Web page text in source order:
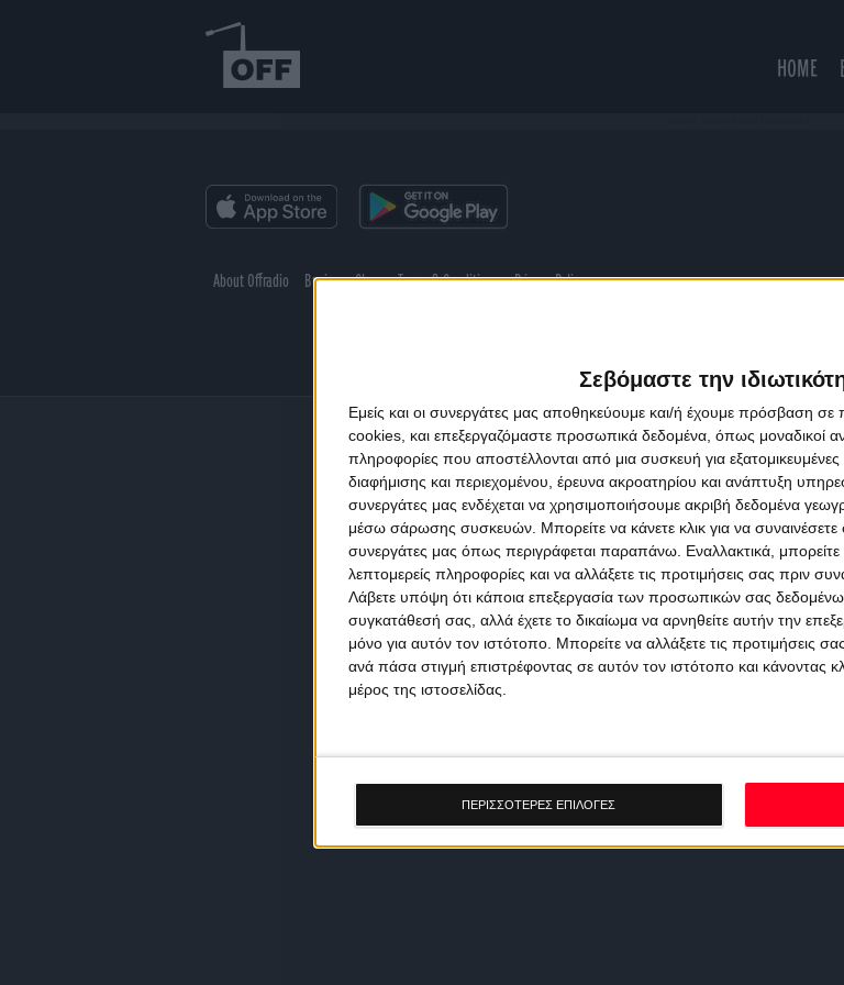
Σεβόμαστε την
Εμείς και οι συνεργάτες μας αποθηκεύουμε και/ή έχουμε πρόσβαση
cookies, και επεξεργαζόμαστε προσωπικά δεδομένα, όπως μοναδικοί
πληροφορίες που αποστέλλονται από μια συσκευή για εξατομικευμένες
διαφήμισης και περιεχομένου, έρευνα ακροατηρίου και ανάπτυξη
συνεργάτες μας ενδέχεται να χρησιμοποιήσουμε ακριβή δεδομένα
μέσω σάρωσης συσκευών. Μπορείτε να κάνετε κλικ για να συναινέσετε
συνεργάτες μας όπως περιγράφεται παραπάνω. Εναλλακτικά,
λεπτομερείς πληροφορίες και να αλλάξετε τις προτιμήσεις σας πριν
Λάβετε υπόψη ότι κάποια επεξεργασία των προσωπικών σας δεδομένων
συγκατάθεσή σας, αλλά έχετε το δικαίωμα να αρνηθείτε αυτήν την
μόνο για αυτόν τον ιστότοπο. Μπορείτε να αλλάξετε τις προτιμήσεις
ανά πάσα στιγμή επιστρέφοντας σε αυτόν τον ιστότοπο και κάνοντας
μέρος της ιστοσελίδας.
ΠΕΡΙΣΣΟΤΕΡΕΣ ΕΠΙΛΟΓΕΣ
HOME
About Offradio Business Class Terms & Conditions Privacy Policy